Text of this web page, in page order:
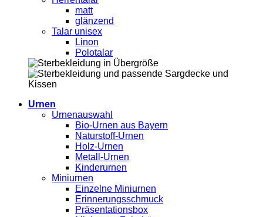
matt
glänzend
Talar unisex
Linon
Polotalar
Urnen
Urnenauswahl
Bio-Urnen aus Bayern
Naturstoff-Urnen
Holz-Urnen
Metall-Urnen
Kinderurnen
Miniurnen
Einzelne Miniurnen
Erinnerungsschmuck
Präsentationsbox